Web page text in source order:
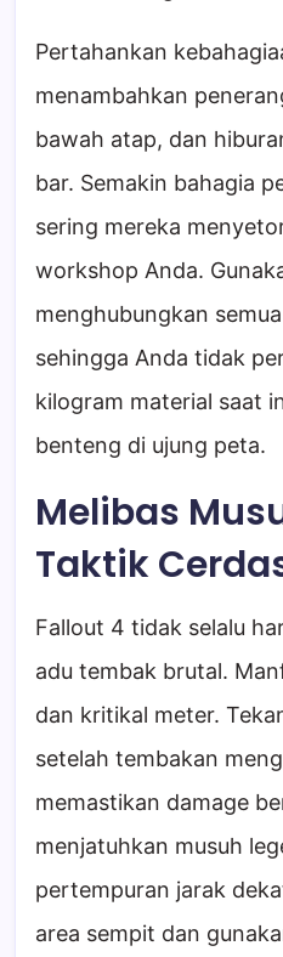
Pertahankan
menambahkan
bawah atap, dan
bar. Semakin bahagia
sering mereka
workshop Anda.
menghubungkan
sehingga Anda tidak
kilogram material saat
benteng di ujung peta.
Melibas
Taktik
Fallout 4 tidak selalu
adu tembak brutal.
dan kritikal meter.
setelah tembakan
memastikan damage
menjatuhkan musuh
pertempuran jarak
area sempit dan